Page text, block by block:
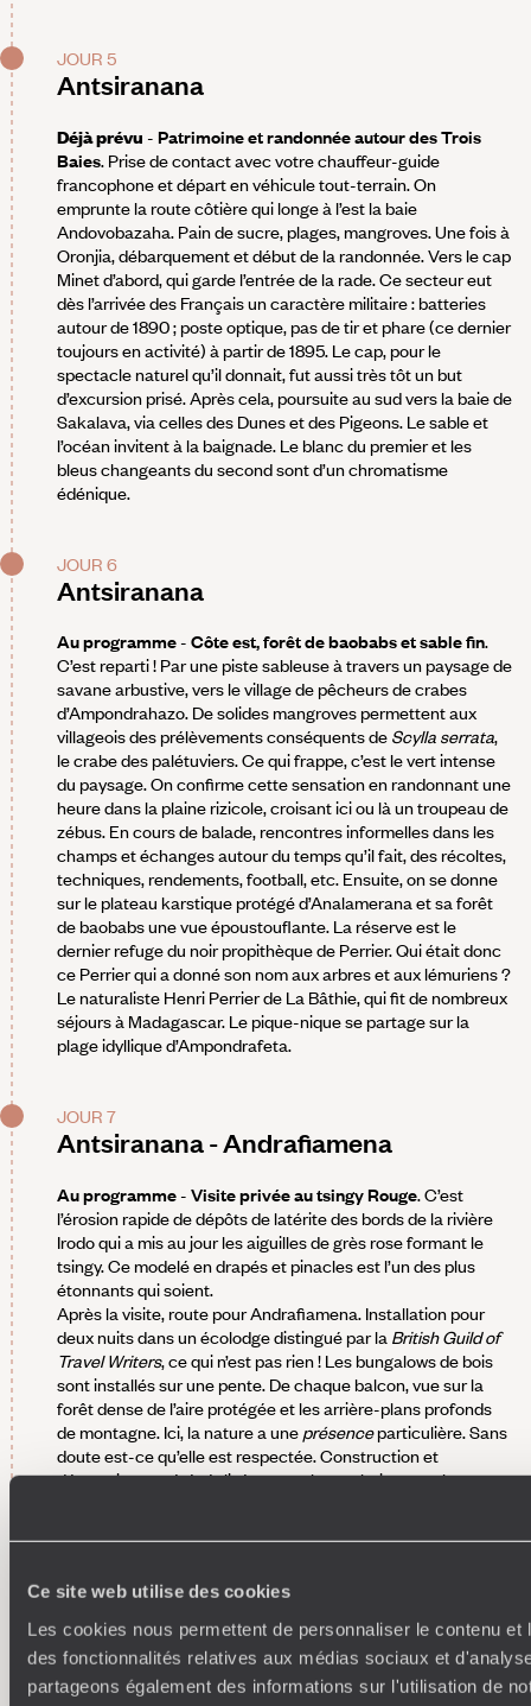
Ce site web utilise des cookies
Les cookies nous permettent de personnaliser le contenu et
des fonctionnalités relatives aux médias sociaux et
partageons également des informations sur l'utilisation de
JOUR 5
Antsiranana
Déjà prévu - Patrimoine et randonnée autour des Trois
Baies. Prise de contact avec votre chauffeur-guide
francophone et départ en véhicule tout-terrain. On
emprunte la route côtière qui longe à l’est la baie
Andovobazaha. Pain de sucre, plages, mangroves. Une fois à
Oronjia, débarquement et début de la randonnée. Vers le cap
Minet d’abord, qui garde l’entrée de la rade. Ce secteur eut
dès l’arrivée des Français un caractère militaire : batteries
autour de 1890 ; poste optique, pas de tir et phare (ce dernier
toujours en activité) à partir de 1895. Le cap, pour le
spectacle naturel qu’il donnait, fut aussi très tôt un but
d’excursion prisé. Après cela, poursuite au sud vers la baie de
Sakalava, via celles des Dunes et des Pigeons. Le sable et
l’océan invitent à la baignade. Le blanc du premier et les
bleus changeants du second sont d’un chromatisme
édénique.
JOUR 6
Antsiranana
Au programme- Côte est, forêt de baobabs et sable fin.
C’est reparti ! Par une piste sableuse à travers un paysage de
savane arbustive, vers le village de pêcheurs de crabes
d’Ampondrahazo. De solides mangroves permettent aux
villageois des prélèvements conséquents de Scylla serrata,
le crabe des palétuviers. Ce qui frappe, c’est le vert intense
du paysage. On confirme cette sensation en randonnant une
heure dans la plaine rizicole, croisant ici ou là un troupeau de
zébus. En cours de balade, rencontres informelles dans les
champs et échanges autour du temps qu’il fait, des récoltes,
techniques, rendements, football, etc. Ensuite, on se donne
sur le plateau karstique protégé d’Analamerana et sa forêt
de baobabs une vue époustouflante. La réserve est le
dernier refuge du noir propithèque de Perrier. Qui était donc
ce Perrier qui a donné son nom aux arbres et aux lémuriens ?
Le naturaliste Henri Perrier de La Bâthie, qui fit de nombreux
séjours à Madagascar. Le pique-nique se partage sur la
plage idyllique d’Ampondrafeta.
JOUR 7
Antsiranana - Andrafiamena
Au programme- Visite privée au tsingy Rouge. C’est
l’érosion rapide de dépôts de latérite des bords de la rivière
Irodo qui a mis au jour les aiguilles de grès rose formant le
tsingy. Ce modelé en drapés et pinacles est l’un des plus
étonnants qui soient.
Après la visite, route pour Andrafiamena. Installation pour
deux nuits dans un écolodge distingué par la British Guild of
Travel Writers, ce qui n’est pas rien ! Les bungalows de bois
sont installés sur une pente. De chaque balcon, vue sur la
forêt dense de l’aire protégée et les arrière-plans profonds
de montagne. Ici, la nature a une présenceparticulière. Sans
doute est-ce qu’elle est respectée. Construction et
décoration ont été réalisées avec les techniques et les
global.
Prévu le soir-La forêt sèche d’Andrafiamena de nuit. Cet
écosystème comporte un nombre important d’espèces
végétales endémiques. Et des animaux singuliers. Une
promenade nocturne, avec un guide francophone privé,